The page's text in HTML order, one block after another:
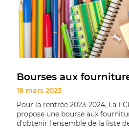
Bourses aux
18 mars 2023
Pour la rentrée 2023-2024, La
propose une bourse aux
d’obtenir l’ensemble de la liste